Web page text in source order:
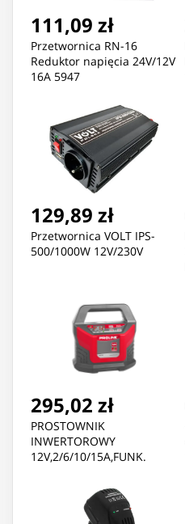
111,09 zł
Przetwornica RN-16
Reduktor napięcia 24V/12V
16A 5947
129,89 zł
Przetwornica VOLT IPS-
500/1000W 12V/230V
295,02 zł
PROSTOWNIK
INWERTOROWY
12V,2/6/10/15A,FUNK.